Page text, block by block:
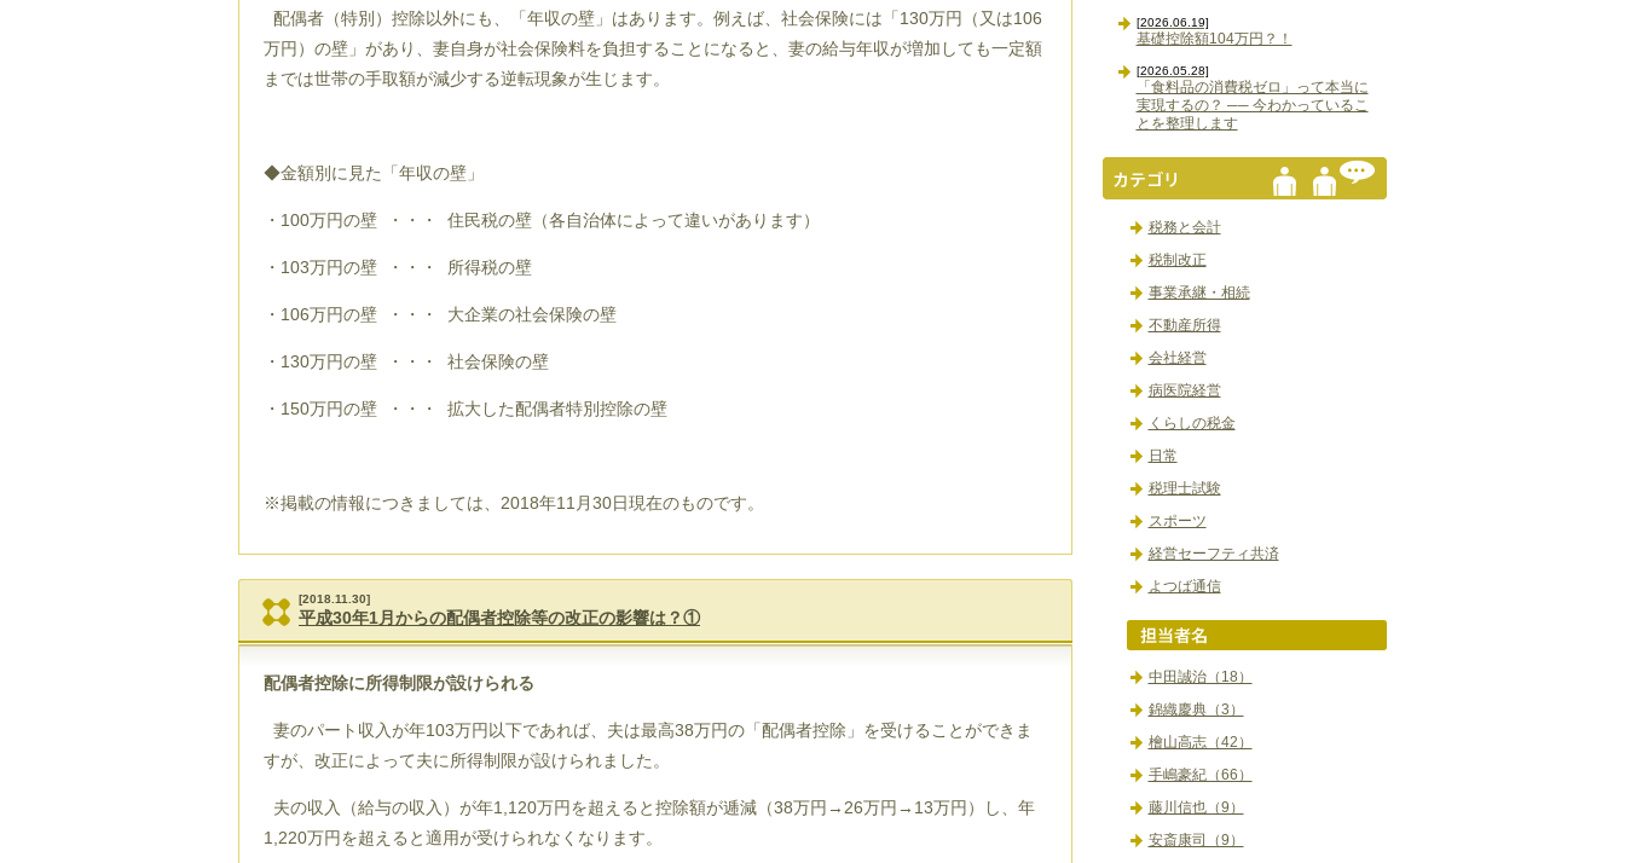
配偶者（特別）控除以外にも、「年収の壁」はあります。例えば、社会保険には「130万円（又は106
万円）の壁」があり、妻自身が社会保険料を負担することになると、妻の給与年収が増加しても一定額
までは世帯の手取額が減少する逆転現象が生じます。
◆金額別に見た「年収の壁」
・100万円の壁 ・・・ 住民税の壁（各自治体によって違いがあります）
・103万円の壁 ・・・ 所得税の壁
・106万円の壁 ・・・ 大企業の社会保険の壁
・130万円の壁 ・・・ 社会保険の壁
・150万円の壁 ・・・ 拡大した配偶者特別控除の壁
※掲載の情報につきましては、2018年11月30日現在のものです。
[2018.11.30]
平成30年1月からの配偶者控除等の改正の影響は？①
配偶者控除に所得制限が設けられる
妻のパート収入が年103万円以下であれば、夫は最高38万円の「配偶者控除」を受けることができま
すが、改正によって夫に所得制限が設けられました。
夫の収入（給与の収入）が年1,120万円を超えると控除額が逓減（38万円→26万円→13万円）し、年
1,220万円を超えると適用が受けられなくなります。
[2026.06.19]
基礎控除額104万円？！
[2026.05.28]
「食料品の消費税ゼロ」って本当に
実現するの？ ── 今わかっているこ
とを整理します
税務と会計
税制改正
事業承継・相続
不動産所得
会社経営
病医院経営
くらしの税金
日常
税理士試験
スポーツ
経営セーフティ共済
よつば通信
中田誠治（18）
錦織慶典（3）
檜山高志（42）
手嶋豪紀（66）
藤川信也（9）
安斎康司（9）